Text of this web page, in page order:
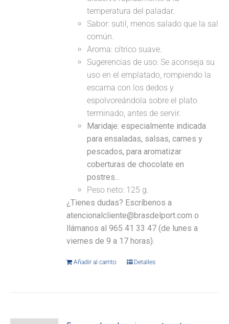
temperatura del paladar.
Sabor: sutil, menos salado que la sal
común.
Aroma: cítrico suave.
Sugerencias de uso: Se aconseja su
uso en el emplatado, rompiendo la
escama con los dedos y
espolvoreándola sobre el plato
terminado, antes de servir.
Maridaje: especialmente indicada
para ensaladas, salsas, carnes y
pescados, para aromatizar
coberturas de chocolate en
postres...
Peso neto: 125 g.
¿Tienes dudas? Escríbenos a
atencionalcliente@brasdelport.com o
llámanos al 965 41 33 47 (de lunes a
viernes de 9 a 17 horas).
Añadir al carrito Detalles